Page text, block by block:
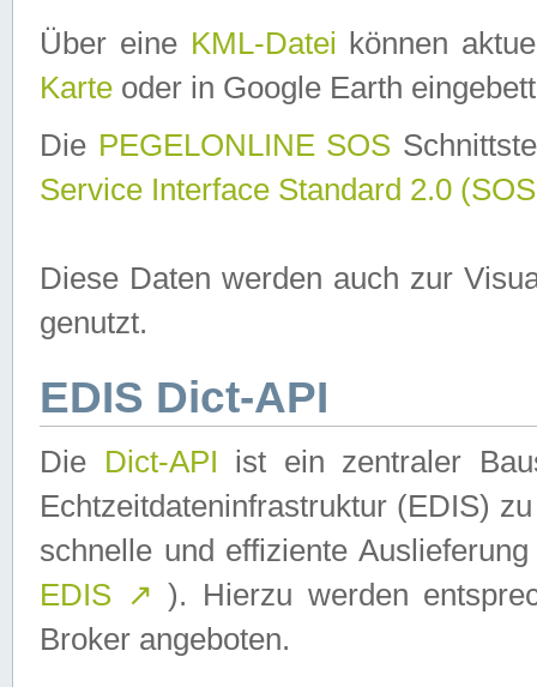
Über eine KML-Datei können
Karte oder in Google Earth
Die PEGELONLINE SOS
Service Interface Standard 2.0
Diese Daten werden auch zur
genutzt.
EDIS Dict-API
Die Dict-API ist ein zentraler
Echtzeitdateninfrastruktur (EDIS)
schnelle und effiziente
EDIS ↗ ). Hierzu werden
Broker angeboten.